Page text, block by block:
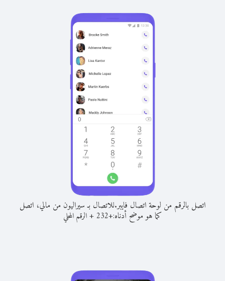
اتصل بالرقم من لوحة اتصال فايبر.للاتصال بـ سيراليون من مالي، اتصل
كما هو موضح أدناه:+
232
+الرقم المحلي